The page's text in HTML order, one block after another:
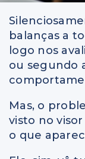
balanças a
logo nos
ou segundo
Mas, o
visto no
o que